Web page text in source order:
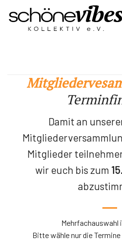
Inhalt
Damit an
Mitglieder
wir euch bis zum
Mehrfachauswahl
Bitte wähle nur die